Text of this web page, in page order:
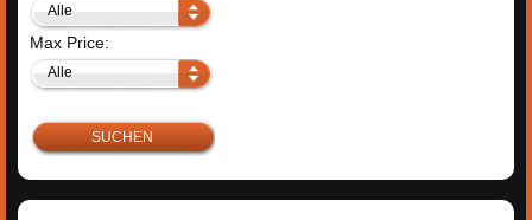
Alle
Max Price:
Alle
SUCHEN